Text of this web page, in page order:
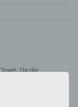
Da die
Komplettlösung